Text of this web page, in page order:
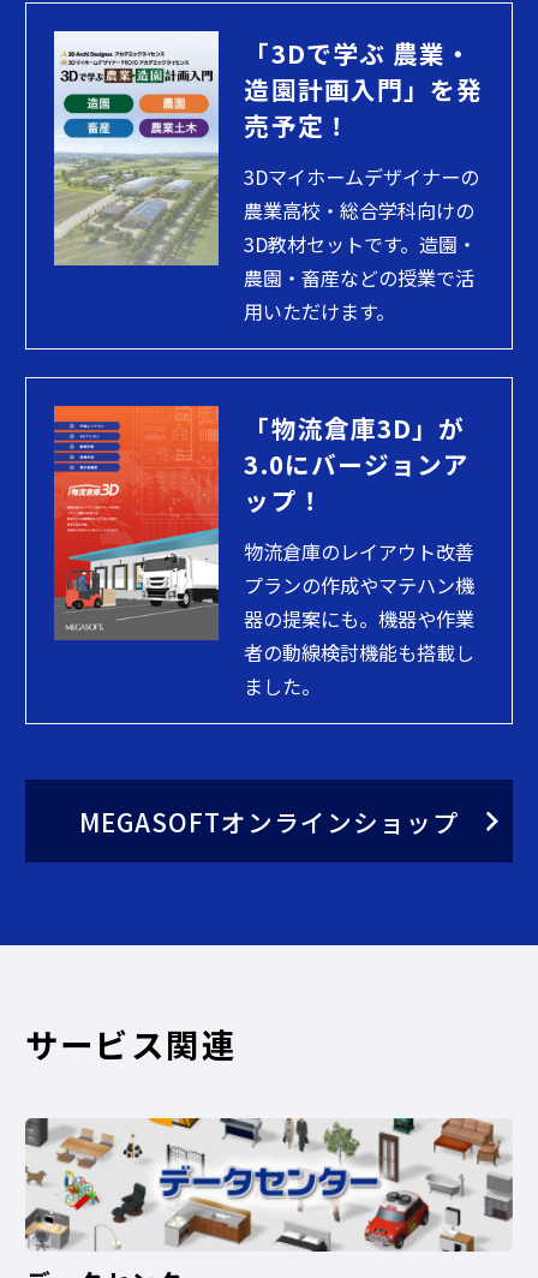
「3Dで学ぶ 農業・
造園計画入門」を発
売予定！
3Dマイホームデザイナーの
農業高校・総合学科向けの
3D教材セットです。造園・
農園・畜産などの授業で活
用いただけます。
「物流倉庫3D」が
3.0にバージョンア
ップ！
物流倉庫のレイアウト改善
プランの作成やマテハン機
器の提案にも。機器や作業
者の動線検討機能も搭載し
ました。
MEGASOFTオンラインショップ
サービス関連